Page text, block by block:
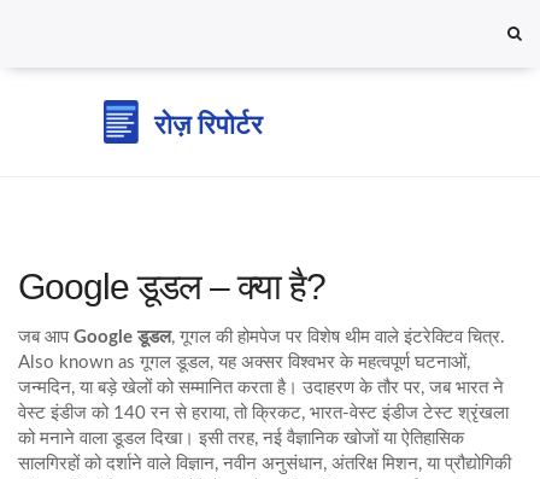
Google डूडल – क्या है?
जब आप Google डूडल, गूगल की होमपेज पर विशेष थीम वाले इंटरेक्टिव चित्र.
Also known as गूगल डूडल, यह अक्सर विश्वभर के महत्वपूर्ण घटनाओं,
जन्मदिन, या बड़े खेलों को सम्मानित करता है। उदाहरण के तौर पर, जब भारत ने
वेस्ट इंडीज को 140 रन से हराया, तो क्रिकट, भारत‑वेस्ट इंडीज टेस्ट श्रृंखला
को मनाने वाला डूडल दिखा। इसी तरह, नई वैज्ञानिक खोजों या ऐतिहासिक
सालगिरहों को दर्शाने वाले विज्ञान, नवीन अनुसंधान, अंतरिक्ष मिशन, या प्रौद्योगिकी